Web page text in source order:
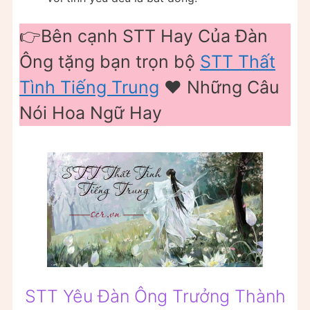
👉Bên cạnh STT Hay Của Đàn
Ông tặng bạn trọn bộ STT Thất
Tình Tiếng Trung ❤️️ Những Câu
Nói Hoa Ngữ Hay
STT Yêu Đàn Ông Trưởng Thành